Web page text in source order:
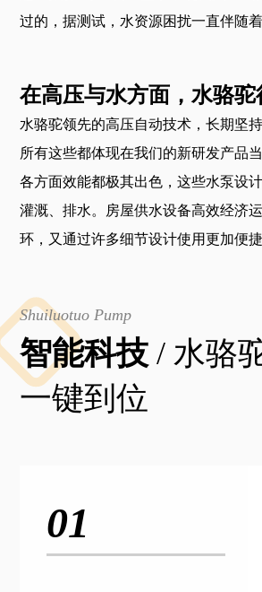
过的，据测试，水资源困扰一直伴随着
在高压与水方面，水骆驼
水骆驼领先的高压自动技术，长期坚
所有这些都体现在我们的新研发产品
各方面效能都极其出色，这些水泵设
灌溉、排水。房屋供水设备高效经济
环，又通过许多细节设计使用更加便
Shuiluotuo Pump
智能科技/ 水骆
一键到位
01